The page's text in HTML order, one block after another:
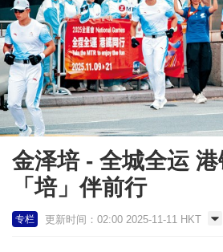
金泽培 - 全城全运
「培」伴前行
专栏 更新时间：02:00 2025-11-11 HKT